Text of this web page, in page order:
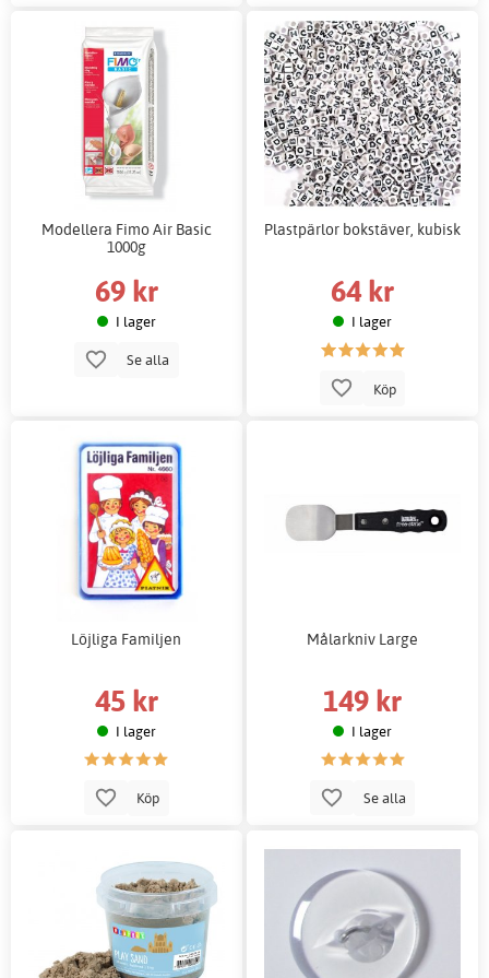
Modellera Fimo Air Basic
1000g
69 kr
I lager
Se alla
Plastpärlor bokstäver, kubisk
64 kr
I lager
Köp
Löjliga Familjen
45 kr
I lager
Köp
Målarkniv Large
149 kr
I lager
Se alla